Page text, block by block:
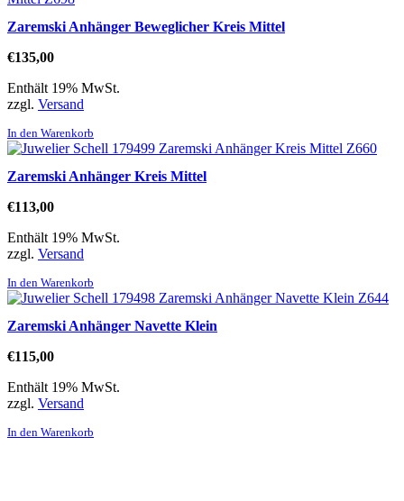
Zaremski Anhänger Beweglicher Kreis Mittel
€135,00
Enthält 19% MwSt.
zzgl. Versand
In den Warenkorb
Zaremski Anhänger Kreis Mittel
€113,00
Enthält 19% MwSt.
zzgl. Versand
In den Warenkorb
Zaremski Anhänger Navette Klein
€115,00
Enthält 19% MwSt.
zzgl. Versand
In den Warenkorb